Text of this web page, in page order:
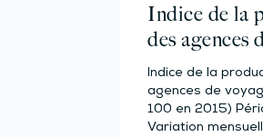
Indice de la
des agences
Année 2023
Indice de la
agences de
100 en 2015)
Variation